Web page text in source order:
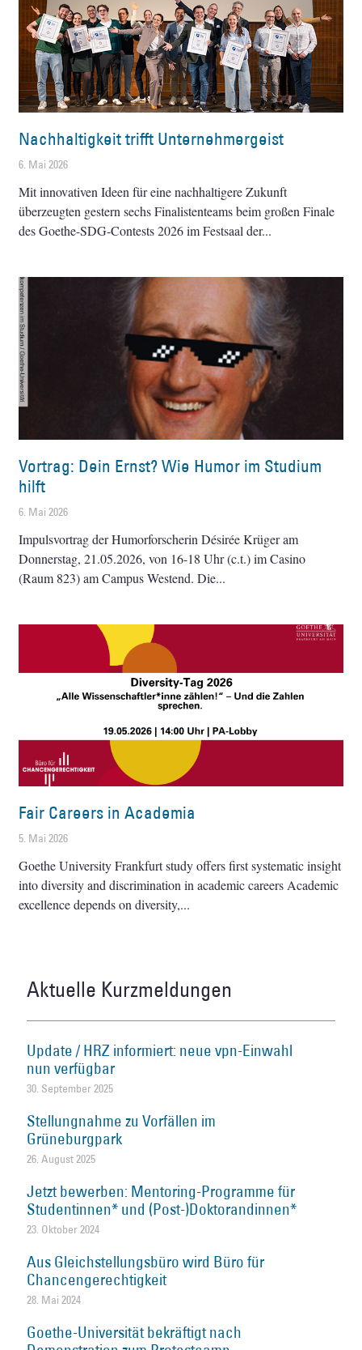
Nachhaltigkeit trifft Unternehmergeist
6. Mai 2026
Mit innovativen Ideen für eine nachhaltigere Zukunft
überzeugten gestern sechs Finalistenteams beim großen Finale
des Goethe-SDG-Contests 2026 im Festsaal der
Vortrag: Dein Ernst? Wie Humor im Studium
hilft
6. Mai 2026
Impulsvortrag der Humorforscherin Désirée Krüger am
Donnerstag, 21.05.2026, von 16-18 Uhr (c.t.) im Casino
(Raum 823) am Campus Westend. Die
Fair Careers in Academia
5. Mai 2026
Goethe University Frankfurt study offers first systematic insight
into diversity and discrimination in academic careers Academic
excellence depends on diversity,
Aktuelle Kurzmeldungen
Update / HRZ informiert: neue vpn-Einwahl
nun verfügbar
30. September 2025
Stellungnahme zu Vorfällen im
Grüneburgpark
26. August 2025
Jetzt bewerben: Mentoring-Programme für
Studentinnen* und (Post-)Doktorandinnen*
23. Oktober 2024
Aus Gleichstellungsbüro wird Büro für
Chancengerechtigkeit
28. Mai 2024
Goethe-Universität bekräftigt nach